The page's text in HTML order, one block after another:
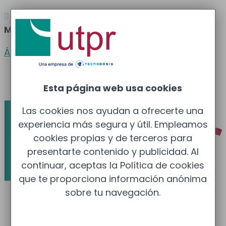
 Atención al cliente
Madrid: 910 211 975
Área clientes
Esta página web usa cookies
Las cookies nos ayudan a ofrecerte una
experiencia más segura y útil. Empleamos
cookies propias y de terceros para
presentarte contenido y publicidad. Al
continuar, aceptas la Política de cookies
que te proporciona información anónima
sobre tu navegación.